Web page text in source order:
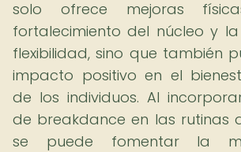
solo ofrece mejoras
fortalecimiento del núcleo y
flexibilidad, sino que también
impacto positivo en el
de los individuos. Al
de breakdance en las rutinas
se puede fomentar la